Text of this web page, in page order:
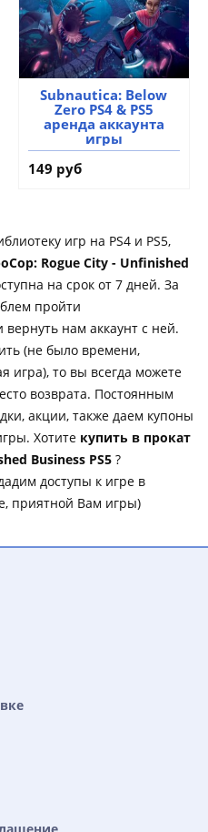
Subnautica: Below
Zero PS4 & PS5
аренда аккаунта
игры
149 руб
игр на PS4 и PS5,
Rogue City - Unfinished
на срок от 7 дней. За
пройти
вернуть нам аккаунт с ней.
(не было времени,
игра), то вы всегда можете
возврата. Постоянным
акции, также даем купоны
Хотите купить в прокат
Business PS5 ?
доступы к игре в
приятной Вам игры)